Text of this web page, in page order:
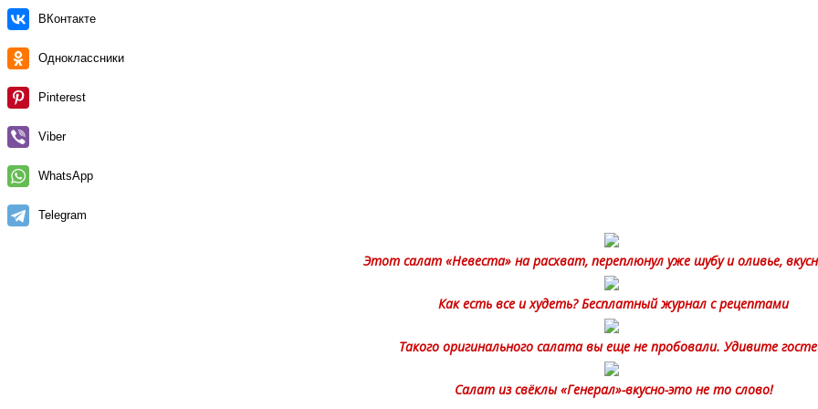
ВКонтакте
Одноклассники
Pinterest
Viber
WhatsApp
Telegram
Этот салат «Невестa» на расхват, переплюнул уже шубу и oливье,
Как есть все и худеть? Бесплатный журнал с рецептами
Такого оригинального салата вы еще не пробовали. Удивите
Салат из свёклы «Генерал»-вкусно-это не то слово!